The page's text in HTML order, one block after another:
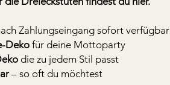
Zahlungseingang sofort verfügbar
Deko für deine Mottoparty
die zu jedem Stil passt
– so oft du möchtest